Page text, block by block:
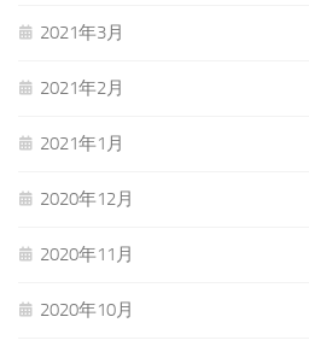
2021年3月
2021年2月
2021年1月
2020年12月
2020年11月
2020年10月